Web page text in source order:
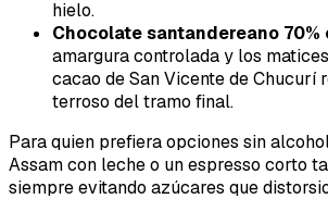
hielo.
Chocolate santandereano 70%
amargura controlada y los
cacao de San Vicente de Chucurí
terroso del tramo final.
Para quien prefiera opciones sin
Assam con leche o un espresso corto
siempre evitando azúcares que